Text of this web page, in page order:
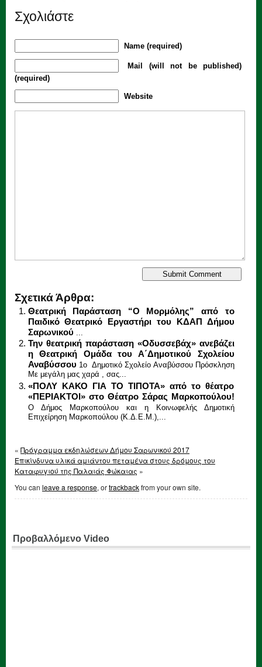
Σχολιάστε
Name (required)
Mail (will not be published)
(required)
Website
Σχετικά Άρθρα:
Θεατρική Παράσταση “Ο Μορμόλης” από το
Παιδικό Θεατρικό Εργαστήρι του ΚΔΑΠ Δήμου
Σαρωνικού
Την θεατρική παράσταση «Οδυσσεβάχ» ανεβάζει
η Θεατρική Ομάδα του Α΄Δημοτικού Σχολείου
Αναβύσσου 1ο Δημοτικό Σχολείο Αναβύσσου Πρόσκληση
Με μεγάλη μας χαρά , σας...
«ΠΟΛΥ ΚΑΚΟ ΓΙΑ ΤΟ ΤΙΠΟΤΑ» από το θέατρο
«ΠΕΡΙΑΚΤΟΙ» στο Θέατρο Σάρας Μαρκοπούλου!
Ο Δήμος Μαρκοπούλου και η Κοινωφελής Δημοτική
Επιχείρηση Μαρκοπούλου (Κ.Δ.Ε.Μ.),...
« Πρόγραμμα εκδηλώσεων Δήμου Σαρωνικού 2017
Επικίνδυνα υλικά αμιάντου πεταμένα στους δρόμους του
Καταφυγιού της Παλαιάς Φώκαιας »
You can leave a response, ortrackbackfrom your own site.
Προβαλλόμενο Video